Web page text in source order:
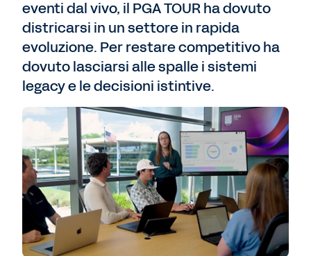
eventi dal vivo, il PGA TOUR ha dovuto
districarsi in un settore in rapida
evoluzione. Per restare competitivo ha
dovuto lasciarsi alle spalle i sistemi
legacy e le decisioni istintive.